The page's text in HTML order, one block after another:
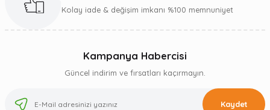
Kolay iade & değişim imkanı %100 memnuniyet
Kampanya Habercisi
Güncel indirim ve fırsatları kaçırmayın.
Kaydet